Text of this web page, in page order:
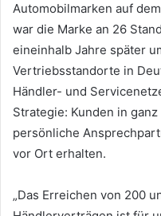
Automobilmarken auf
war die Marke an 26
eineinhalb Jahre später
Vertriebsstandorte in
Händler- und
Strategie: Kunden in
persönliche
vor Ort erhalten.
„Das Erreichen von 200